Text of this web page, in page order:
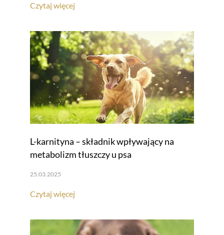
Czytaj więcej
L-karnityna – składnik wpływający na
metabolizm tłuszczy u psa
25.03.2025
Czytaj więcej